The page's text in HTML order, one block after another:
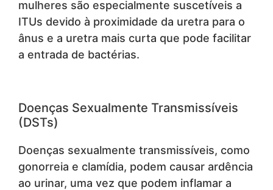
mulheres são especialmente suscetíveis a
ITUs devido à proximidade da uretra para o
ânus e a uretra mais curta que pode facilitar
a entrada de bactérias.
Doenças Sexualmente Transmissíveis
(DSTs)
Doenças sexualmente transmissíveis, como
gonorreia e clamídia, podem causar ardência
ao urinar, uma vez que podem inflamar a